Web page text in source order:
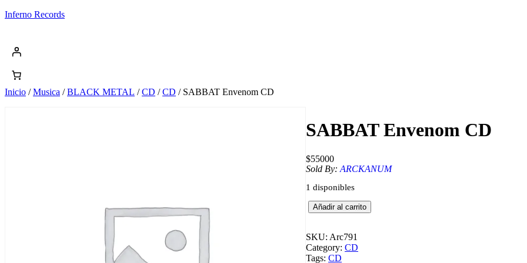
Saltar
Inferno Records
Inicio /Musica /BLACK METAL /CD /CD / SABBAT Envenom CD
SABBAT Envenom CD
$55000
Sold By: ARCKANUM
1 disponibles
S
A
B
A
T
Añadir al carrito
SKU: Arc791
Category: CD
Tags: CD